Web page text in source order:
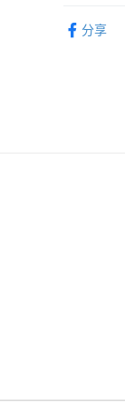
豐銀行戶
時內將付
分享